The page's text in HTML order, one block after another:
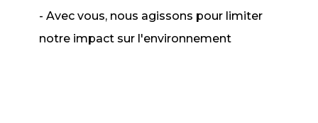
- Avec vous, nous agissons pour limiter
notre impact sur l'environnement